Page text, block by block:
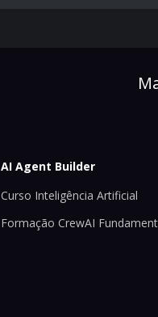
AI Agent Builder
Curso Inteligência Artificial
Formação CrewAI